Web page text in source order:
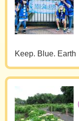
Keep. Blue. Earth